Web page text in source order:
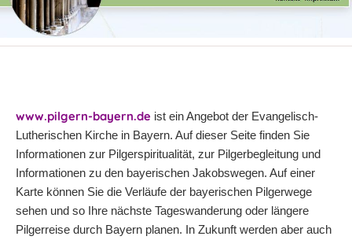
www.pilgern-bayern.de ist ein Angebot der Evangelisch-
Lutherischen Kirche in Bayern. Auf dieser Seite finden Sie
Informationen zur Pilgerspiritualität, zur Pilgerbegleitung und
Informationen zu den bayerischen Jakobswegen. Auf einer
Karte können Sie die Verläufe der bayerischen Pilgerwege
sehen und so Ihre nächste Tageswanderung oder längere
Pilgerreise durch Bayern planen. In Zukunft werden aber auch